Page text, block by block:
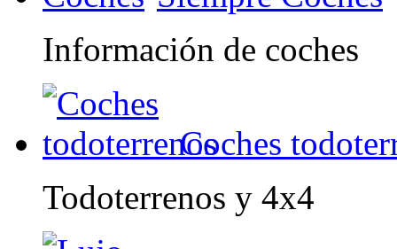
Información de coches
Coches
Todoterrenos y 4x4